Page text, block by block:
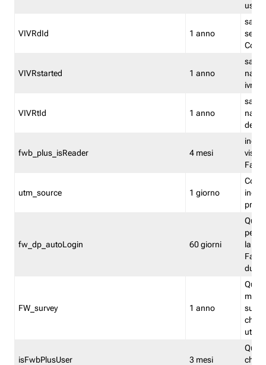
VIVRdId 1 anno
salva
Convy
VIVRstarted 1 anno
salva
ivr
VIVRtId 1 anno
salva
del
fwb_plus_isReader 4 mesi
utm_source 1 giorno
fw_dp_autoLogin 60 giorni
la
FW_survey 1 anno
utenti
isFwbPlusUser 3 mesi
che